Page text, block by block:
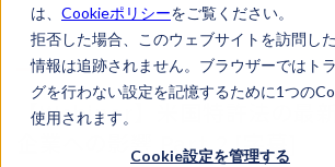
は、 Cookieポリシーをご覧ください。
拒否した場合、このウェブサイトを訪問し
情報は追跡されません。ブラウザーではト
グを行わない設定を記憶するために1つの
使用されます。
Cookie設定を管理する
【Webinar】米国特許法の最
企業への影響 Part 2 [字幕]